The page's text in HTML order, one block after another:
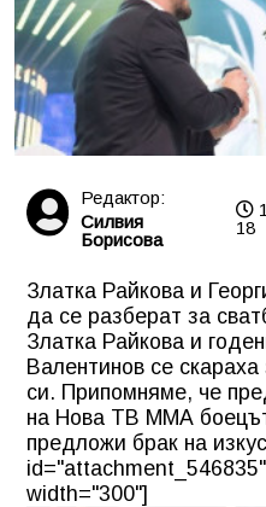
Редактор:
Силвия
Борисова
18
Златка Райкова и
да се разберат за
Златка Райкова и
Валентинов се
си. Припомняме, че
на Нова ТВ ММА
предложи брак на
width="300"]